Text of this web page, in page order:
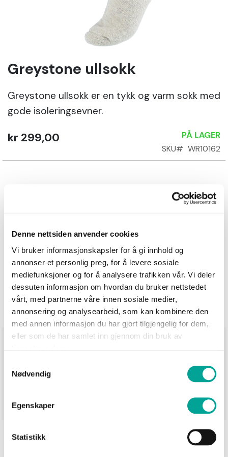
Denne nettsiden anvender cookies
Vi bruker informasjonskapsler for å gi innhold og
annonser et personlig preg, for å levere sosiale
mediefunksjoner og for å analysere trafikken vår. Vi deler
dessuten informasjon om hvordan du bruker nettstedet
vårt, med partnerne våre innen sosiale medier,
annonsering og analysearbeid, som kan kombinere den
med annen informasjon du har gjort tilgjengelig for dem,
eller som de har samlet inn gjennom din bruk av
Nødvendig
Egenskaper
Statistikk
Logg
inn
Opprett
Gå
begynnelsen
bildegalleri
Greystone ullsokk
Greystone ullsokk er en tykk og varm sokk med
gode isoleringsevner.
kr 299,00
PÅ LAGER
SKU
WR10162
35/37 38/40 41/43 44/46 47/49
Antall
− +
Legg i handlekurv
Greystone ullsokk er en tykk og varm sokk med gode
isoleringsevner. Blanding av ull og nylon gir en